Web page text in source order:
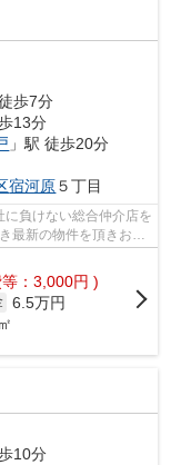
歩7分
13分
」駅 徒歩20分
宿河原５丁目
負けない総合仲介店を
最新の物件を頂きお客
：3,000円 )
6.5万円
10分